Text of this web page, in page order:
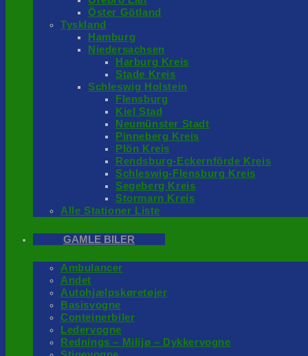
Öster Götland
Tyskland
Hamburg
Niedersachsen
Harburg Kreis
Stade Kreis
Schleswig Holstein
Flensburg
Kiel Stad
Neumünster Stadt
Pinneberg Kreis
Plön Kreis
Rendsburg-Eckernförde Kreis
Schleswig-Flensburg Kreis
Segeberg Kreis
Stormarn Kreis
Alle Stationer Liste
GAMLE BILER
Ambulancer
Andet
Autohjælpskøretøjer
Basisvogne
Conteinerbiler
Ledervogne
Rednings – Milijø – Dykkervogne